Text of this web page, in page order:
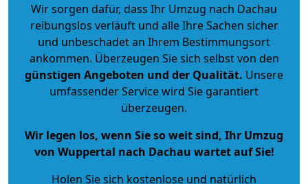
Wir sorgen dafür, dass Ihr Umzug nach Dachau
reibungslos verläuft und alle Ihre Sachen sicher
und unbeschadet an Ihrem Bestimmungsort
ankommen. Überzeugen Sie sich selbst von den
günstigen Angeboten und der Qualität. Unsere
umfassender Service wird Sie garantiert
überzeugen.
Wir legen los, wenn Sie so weit sind, Ihr Umzug
von Wuppertal nach Dachau wartet auf Sie!
Holen Sie sich kostenlose und natürlich